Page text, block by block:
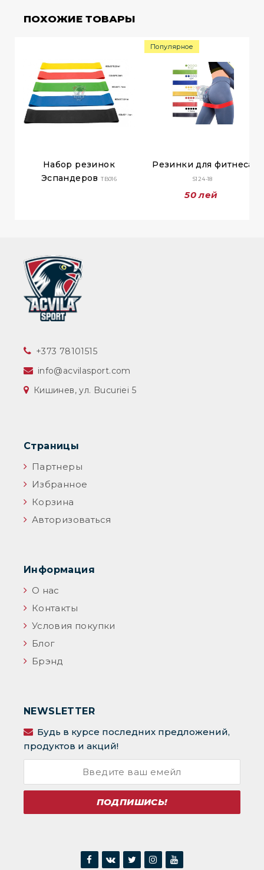
ПОХОЖИЕ ТОВАРЫ
Набор резинок
ЭспандеровTB016
Популярное
Резинки для фитнеса
S124-18
50 лей
‎+373 78101515
info@acvilasport.com
Кишинев, ул. Bucuriei 5
Страницы
Партнеры
Избранное
Корзина
Авторизоваться
Информация
О нас
Контакты
Условия покупки
Блог
Брэнд
NEWSLETTER
Будь в курсе последних предложений,
продуктов и акций!
ПОДПИШИСЬ!